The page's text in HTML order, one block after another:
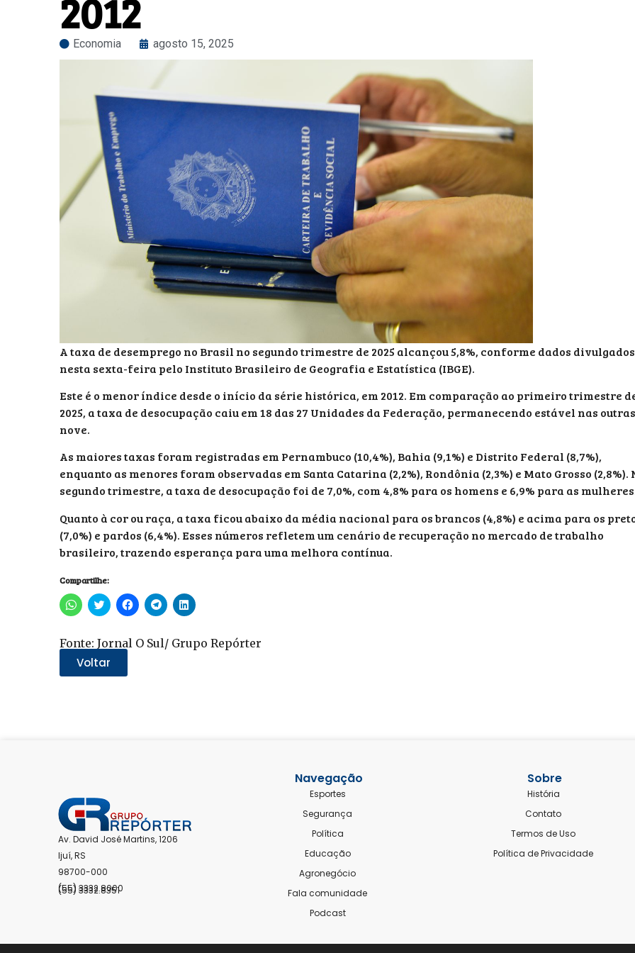
2012
Economia agosto 15, 2025
A taxa de desemprego no Brasil no segundo trimestre de 2025 alcançou 5,8%, conforme dados divulgados
nesta sexta-feira pelo Instituto Brasileiro de Geografia e Estatística (IBGE).
Este é o menor índice desde o início da série histórica, em 2012. Em comparação ao primeiro trimestre
2025, a taxa de desocupação caiu em 18 das 27 Unidades da Federação, permanecendo estável nas outras
nove.
As maiores taxas foram registradas em Pernambuco (10,4%), Bahia (9,1%) e Distrito Federal (8,7%),
enquanto as menores foram observadas em Santa Catarina (2,2%), Rondônia (2,3%) e Mato Grosso (2,8%).
segundo trimestre, a taxa de desocupação foi de 7,0%, com 4,8% para os homens e 6,9% para as
Quanto à cor ou raça, a taxa ficou abaixo da média nacional para os brancos (4,8%) e acima para os
(7,0%) e pardos (6,4%). Esses números refletem um cenário de recuperação no mercado de trabalho
brasileiro, trazendo esperança para uma melhora contínua.
Compartilhe:
Clique
para
WhatsApp(abre
em
nova
janela)
Clique
para
Twitter(abre
em
nova
janela)
Clique
para
Facebook(abre
em
Clique
para
Telegram(abre
em
Clique
para
LinkedIn(abre
em
Fonte: Jornal O Sul/ Grupo Repórter
Voltar
Av. David José Martins, 1206
Ijuí, RS
98700-000
(55) 3332.8000
(55) 3332.8351
Navegação
Esportes
Segurança
Política
Educação
Agronegócio
Fala comunidade
Podcast
Sobre
História
Contato
Termos de Uso
Política de Privacidade